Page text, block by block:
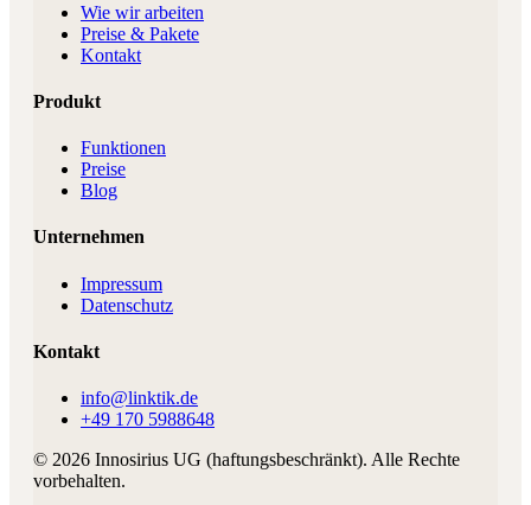
Wie wir arbeiten
Preise & Pakete
Kontakt
Produkt
Funktionen
Preise
Blog
Unternehmen
Impressum
Datenschutz
Kontakt
info@linktik.de
+49 170 5988648
© 2026 Innosirius UG (haftungsbeschränkt). Alle Rechte
vorbehalten.